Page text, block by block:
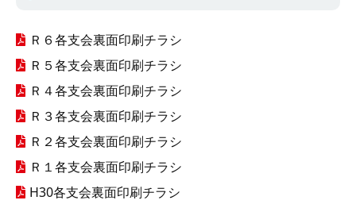
Ｒ６各支会裏面印刷チラシ
Ｒ５各支会裏面印刷チラシ
Ｒ４各支会裏面印刷チラシ
Ｒ３各支会裏面印刷チラシ
Ｒ２各支会裏面印刷チラシ
Ｒ１各支会裏面印刷チラシ
H30各支会裏面印刷チラシ